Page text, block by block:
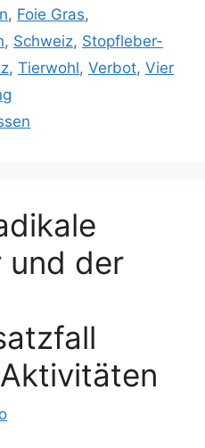
, Foie Gras,
, Schweiz, Stopfleber-
, Tierwohl, Verbot, Vier
und der